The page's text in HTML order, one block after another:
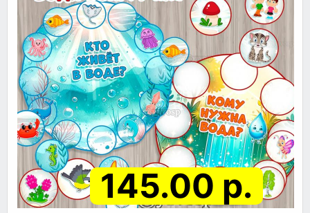
145.00 р.